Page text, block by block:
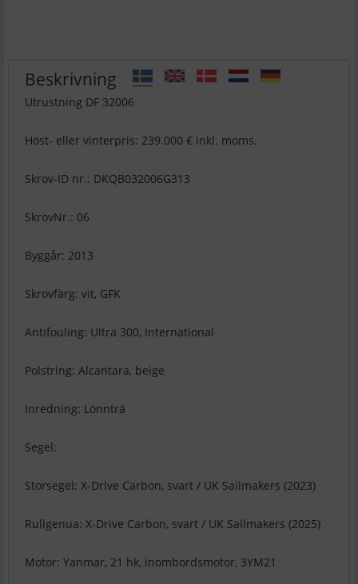
Beskrivning
Utrustning DF 32006
Höst- eller vinterpris: 239.000 € inkl. moms.
Skrov-ID nr.: DKQB032006G313
SkrovNr.: 06
Byggår: 2013
Skrovfärg: vit, GFK
Antifouling: Ultra 300, International
Polstring: Alcantara, beige
Inredning: Lönnträ
Segel:
Storsegel: X-Drive Carbon, svart / UK Sailmakers (2023)
Rullgenua: X-Drive Carbon, svart / UK Sailmakers (2025)
Motor: Yanmar, 21 hk, inombordsmotor, 3YM21